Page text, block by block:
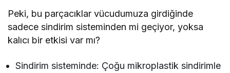
Peki, bu parçacıklar vücudumuza girdiğinde
sadece sindirim sisteminden mi geçiyor, yoksa
kalıcı bir etkisi var mı?
Sindirim sisteminde: Çoğu mikroplastik sindirimle